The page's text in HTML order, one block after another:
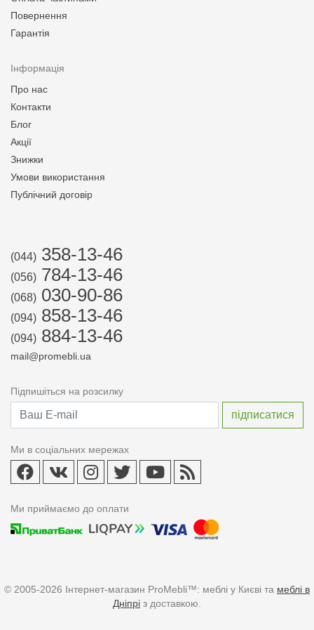
Повернення
Гарантія
Інформація
Про нас
Контакти
Блог
Акції
Знижки
Умови використання
Публічний договір
(044) 358-13-46
(056) 784-13-46
(068) 030-90-86
(094) 858-13-46
(094) 884-13-46
mail@promebli.ua
Підпишіться на розсилку
Ми в соціальних мережах
Ми приймаємо до оплати
© 2005-2026 Інтернет-магазин ProMebli™: меблі у Києві та меблі в
Дніпрі з доставкою.